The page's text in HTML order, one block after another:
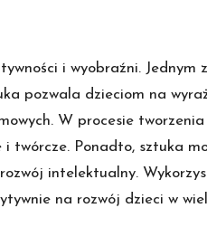
i wyobraźni. Jednym z
pozwala dzieciom na
W procesie tworzenia
twórcze. Ponadto, sztuka
intelektualny.
na rozwój dzieci w